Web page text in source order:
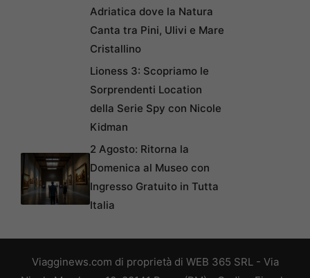
Adriatica dove la Natura
Canta tra Pini, Ulivi e Mare
Cristallino
Lioness 3: Scopriamo le
Sorprendenti Location
della Serie Spy con Nicole
Kidman
2 Agosto: Ritorna la
Domenica al Museo con
Ingresso Gratuito in Tutta
Italia
Viagginews.com di proprietà di WEB 365 SRL - Via